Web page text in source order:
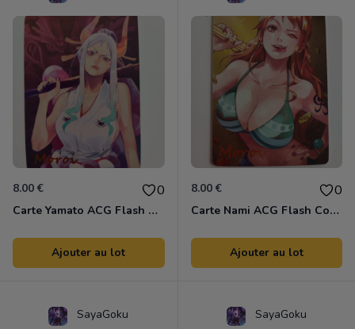
8.00 € 0
Carte Yamato ACG Flash Colors
Ajouter au lot
8.00 € 0
Carte Nami ACG Flash Colors
Ajouter au lot
SayaGoku SayaGoku